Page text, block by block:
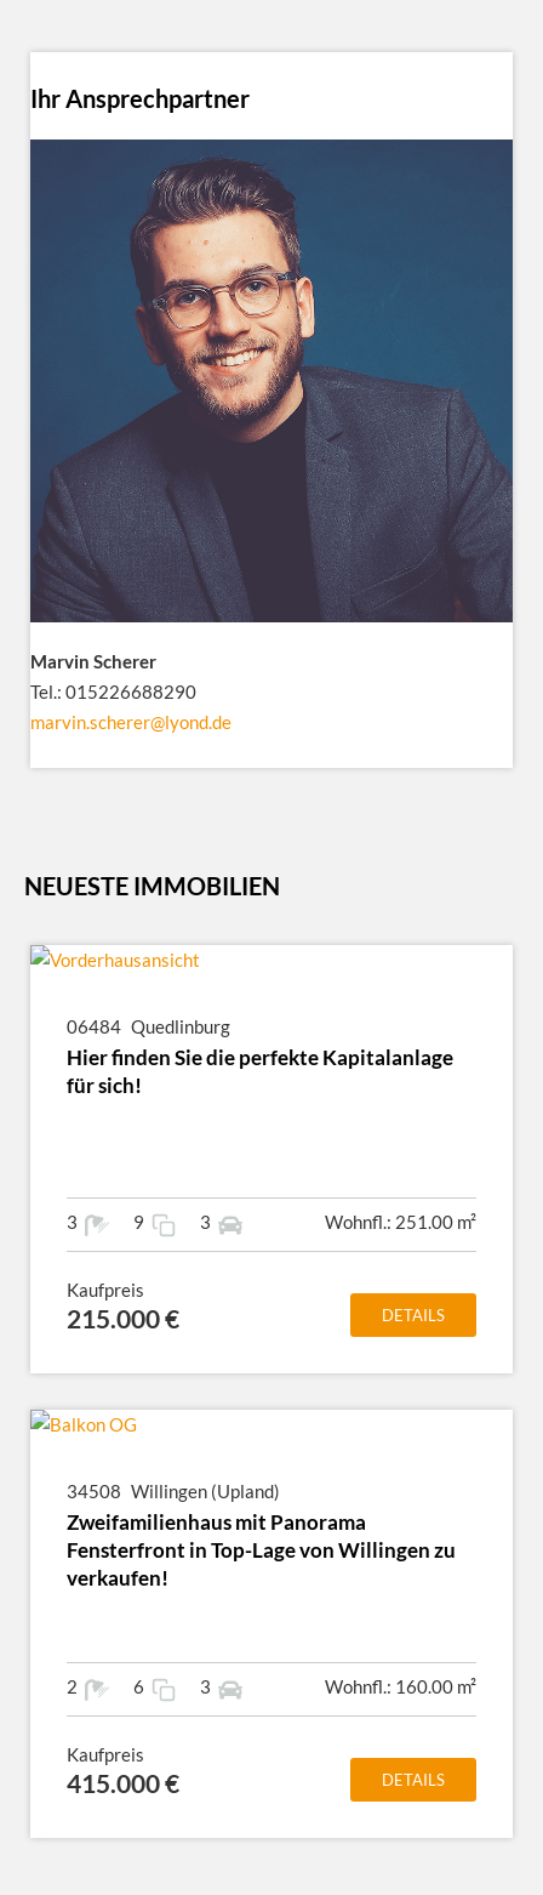
Ihr Ansprechpartner
Marvin Scherer
Tel.: 015226688290
marvin.scherer@lyond.de
NEUESTE IMMOBILIEN
06484 Quedlinburg
Hier finden Sie die perfekte Kapitalanlage
für sich!
3 9 3 Wohnfl.: 251.00 m²
Kaufpreis
215.000 € DETAILS
34508 Willingen (Upland)
Zweifamilienhaus mit Panorama
Fensterfront in Top-Lage von Willingen zu
verkaufen!
2 6 3 Wohnfl.: 160.00 m²
Kaufpreis
415.000 € DETAILS